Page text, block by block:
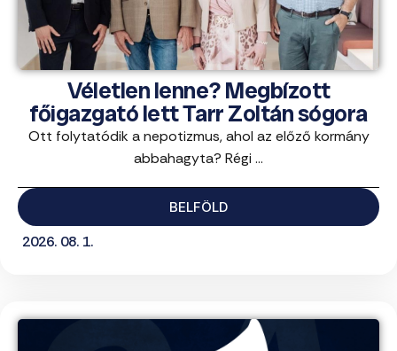
Véletlen lenne? Megbízott
főigazgató lett Tarr Zoltán sógora
Ott folytatódik a nepotizmus, ahol az előző kormány
abbahagyta? Régi ...
BELFÖLD
2026. 08. 1.